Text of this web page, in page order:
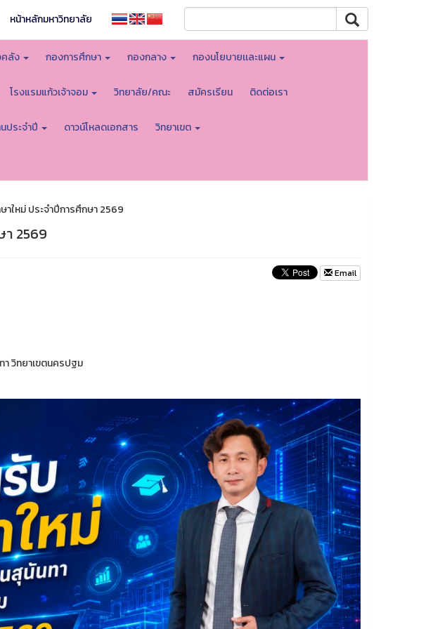
หน้าหลักมหาวิทยาลัย
ลัง กองการศึกษา กองกลาง กองนโยบายเเละแผน
โรงแรมแก้วเจ้าจอม วิทยาลัย/คณะ สมัครเรียน ติดต่อเรา
ประจำปี ดาวน์โหลดเอกสาร วิทยาเขต
ใหม่ ประจำปีการศึกษา 2569
า 2569
Email
วิทยาเขตนครปฐม